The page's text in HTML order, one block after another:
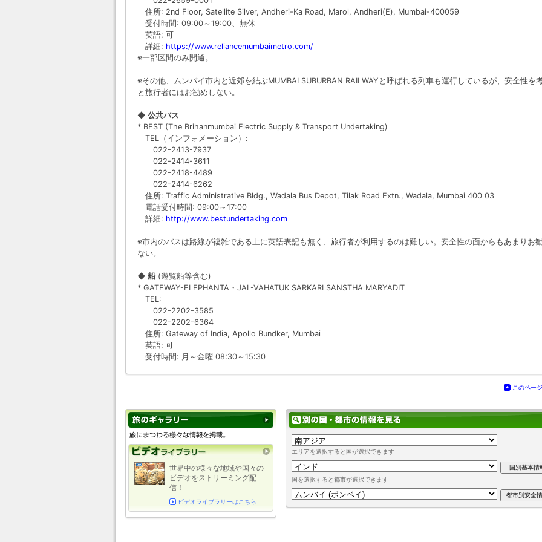
住所: 2nd Floor, Satellite Silver, Andheri-Ka Road, Marol, Andheri(E), Mumbai-400059
受付時間: 09:00～19:00、無休
英語: 可
詳細: https://www.reliancemumbaimetro.com/
※一部区間のみ開通。
※その他、ムンバイ市内と近郊を結ぶMUMBAI SUBURBAN RAILWAYと呼ばれる列車も運行しているが、安全性を
と旅行者にはお勧めしない。
◆ 公共バス
* BEST (The Brihanmumbai Electric Supply & Transport Undertaking)
TEL（インフォメーション）:
022-2413-7937
022-2414-3611
022-2418-4489
022-2414-6262
住所: Traffic Administrative Bldg., Wadala Bus Depot, Tilak Road Extn., Wadala, Mumbai 400 03
電話受付時間: 09:00～17:00
詳細: http://www.bestundertaking.com
※市内のバスは路線が複雑である上に英語表記も無く、旅行者が利用するのは難しい。安全性の面からもあまりお
ない。
◆ 船 (遊覧船等含む)
* GATEWAY-ELEPHANTA・JAL-VAHATUK SARKARI SANSTHA MARYADIT
TEL:
022-2202-3585
022-2202-6364
住所: Gateway of India, Apollo Bundker, Mumbai
英語: 可
受付時間: 月～金曜 08:30～15:30
このペー
エリアを選択すると国が選択できます
国を選択すると都市が選択できます
世界中の様々な地域や国々の
ビデオをストリーミング配
信！
ビデオライブラリーはこちら